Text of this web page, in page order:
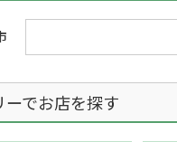
ーでお店を探す